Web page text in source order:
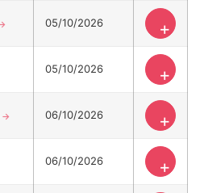
05/10/2026 +
05/10/2026 +
06/10/2026 +
06/10/2026 +